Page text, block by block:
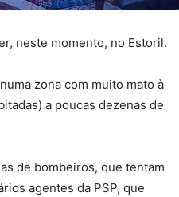
neste momento, no Estoril.
zona com muito mato à
a poucas dezenas de
de bombeiros, que tentam
agentes da PSP, que